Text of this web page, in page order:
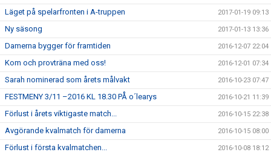
Läget på spelarfronten i A-truppen 2017-01-19 09:13
Ny säsong 2017-01-13 13:36
Damerna bygger för framtiden 2016-12-07 22:04
Kom och provträna med oss! 2016-12-01 07:34
Sarah nominerad som årets målvakt 2016-10-23 07:47
FESTMENY 3/11 –2016 KL 18.30 PÅ o´learys 2016-10-21 11:39
Förlust i årets viktigaste match... 2016-10-15 22:38
Avgörande kvalmatch för damerna 2016-10-15 08:00
Förlust i första kvalmatchen... 2016-10-08 18:12